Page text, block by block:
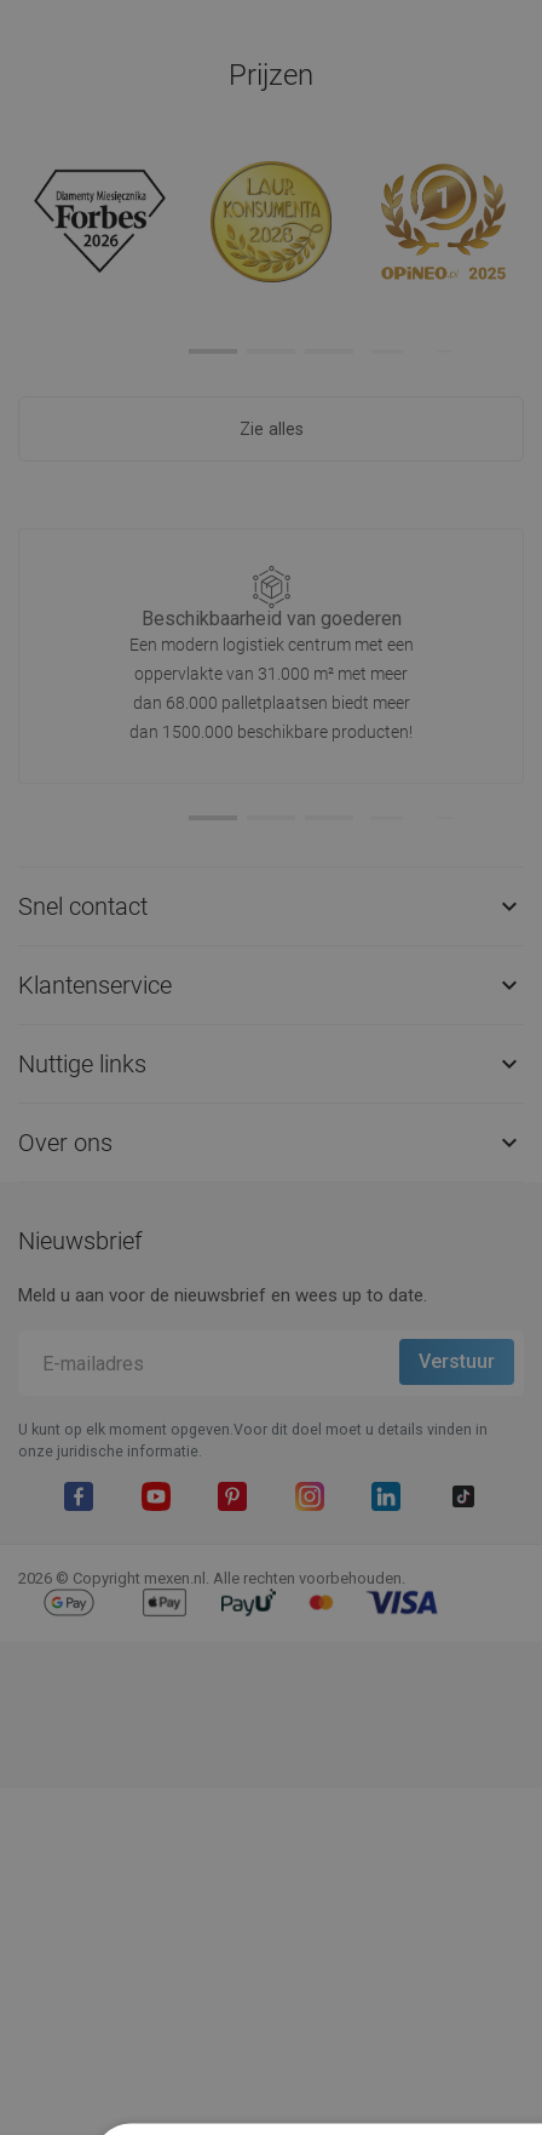
Prijzen
Zie alles
Beschikbaarheid van goederen
Een modern logistiek centrum met een
oppervlakte van 31.000 m² met meer
dan 68.000 palletplaatsen biedt meer
dan 1500.000 beschikbare producten!
Snel contact 
Klantenservice 
Nuttige links 
Over ons 
Nieuwsbrief
Meld u aan voor de nieuwsbrief en wees up to date.
U kunt op elk moment opgeven.Voor dit doel moet u details vinden in
onze juridische informatie.
2026 © Copyright mexen.nl. Alle rechten voorbehouden.